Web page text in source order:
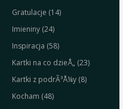
Gratulacje (14)
Imieniny (24)
Inspiracja (58)
Kartki na co dzieÅ„ (23)
Kartki z podrÃ³Å¼y (8)
Kocham (48)